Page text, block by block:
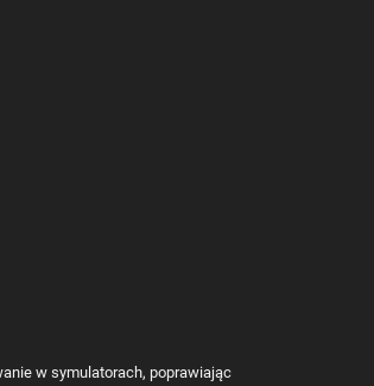
w symulatorach, poprawiając